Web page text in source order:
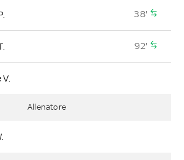
38'
92'
Allenatore